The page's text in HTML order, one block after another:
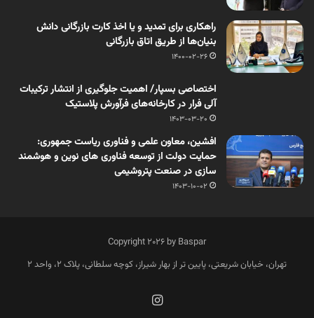
راهکاری برای تمدید و یا اخذ کارت بازرگانی دانش
بنیان‌ها از طریق اتاق بازرگانی
1400-02-26
اختصاصی بسپار/ اهمیت جلوگیری از انتشار ترکیبات
آلی فرار در کارخانه‌های فرآورش پلاستیک
1403-03-20
افشین، معاون علمی و فناوری ریاست جمهوری:
حمایت دولت از توسعه فناوری های نوین و هوشمند
سازی در صنعت پتروشیمی
1403-10-02
Copyright 2026 by Baspar
تهران، خیابان شریعتی، پایین تر از بهار شیراز، کوچه سلطانی، پلاک 2، واحد 2